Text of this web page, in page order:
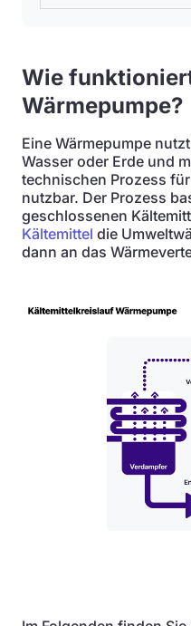
Wie
Wärmepumpe?
Eine Wärmepumpe
Wasser oder Erde und
technischen Prozess
nutzbar. Der Prozess
geschlossenen
Kältemittel die
dann an das